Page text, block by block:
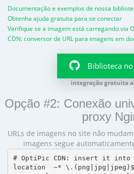
Documentação e exemplos de nossa
Obtenha ajuda gratuita para se conectar
Verifique se a imagem está carregando via
CDN: conversor de URL para imagens em
Biblioteca
integração gratuita
Opção #2: Conexão
proxy
URLs de imagens no site não
imagens segue
# OptiPic CDN: insert it into
location  ~*